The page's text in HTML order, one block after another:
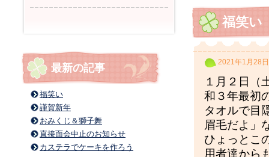
福笑い
2021年1月28日
１月２日（
和３年最初
タオルで目
眉毛だよ」
ひょっとこ
用者達から
最新の記事
福笑い
謹賀新年
おみくじ＆獅子舞
直接面会中止のお知らせ
カステラでケーキを作ろう